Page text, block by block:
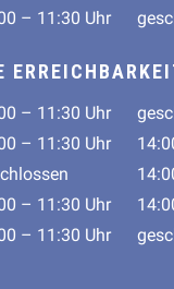
– 11:30 Uhr
Nachmittag
– 11:30 Uhr
– 11:30 Uhr
– 11:30 Uhr
– 11:30 Uhr